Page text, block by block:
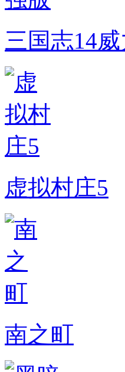
三国志14
虚拟村庄5
南之町